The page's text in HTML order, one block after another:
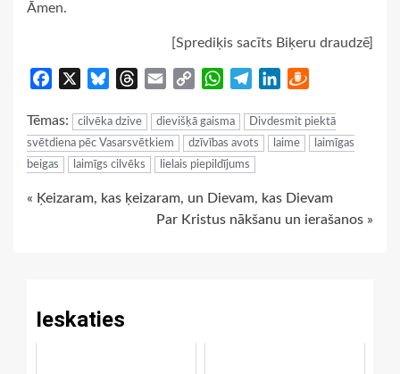
Āmen.
[Sprediķis sacīts Biķeru draudzē]
Facebook BlueskyThreads
Email
Copy
WhatsApp
TelegramLinkedIn
Tēmas: cilvēka dzive dievišķā gaisma
Divdesmit piektā
svētdiena pēc Vasarsvētkiem
dzīvības avots laime
laimīgas
beigas
laimīgs cilvēks lielais piepildījums
Continue
« Ķeizaram, kas ķeizaram, un Dievam, kas Dievam
Par Kristus nākšanu un ierašanos »
Ieskaties